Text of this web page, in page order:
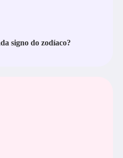
signo do zodíaco?